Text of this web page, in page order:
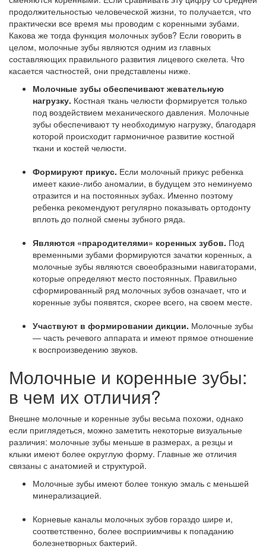
продолжительностью человеческой жизни, то получается, что
практически все время мы проводим с коренными зубами.
Какова же тогда функция молочных зубов? Если говорить в
целом, молочные зубы являются одним из главных
составляющих правильного развития лицевого скелета. Что
касается частностей, они представлены ниже.
Молочные зубы обеспечивают жевательную
нагрузку. Костная ткань челюсти формируется только
под воздействием механического давления. Молочные
зубы обеспечивают ту необходимую нагрузку, благодаря
которой происходит гармоничное развитие костной
ткани и костей челюсти.
Формируют прикус. Если молочный прикус ребенка
имеет какие-либо аномалии, в будущем это неминуемо
отразится и на постоянных зубах. Именно поэтому
ребенка рекомендуют регулярно показывать ортодонту
вплоть до полной смены зубного ряда.
Являются «прародителями» коренных зубов. Под
временными зубами формируются зачатки коренных, а
молочные зубы являются своеобразными навигаторами,
которые определяют место постоянных. Правильно
сформированный ряд молочных зубов означает, что и
коренные зубы появятся, скорее всего, на своем месте.
Участвуют в формировании дикции. Молочные зубы
— часть речевого аппарата и имеют прямое отношение
к воспроизведению звуков.
Молочные и коренные зубы:
в чем их отличия?
Внешне молочные и коренные зубы весьма похожи, однако
если приглядеться, можно заметить некоторые визуальные
различия: молочные зубы меньше в размерах, а резцы и
клыки имеют более округлую форму. Главные же отличия
связаны с анатомией и структурой.
Молочные зубы имеют более тонкую эмаль с меньшей
минерализацией.
Корневые каналы молочных зубов гораздо шире и,
соответственно, более восприимчивы к попаданию
болезнетворных бактерий.